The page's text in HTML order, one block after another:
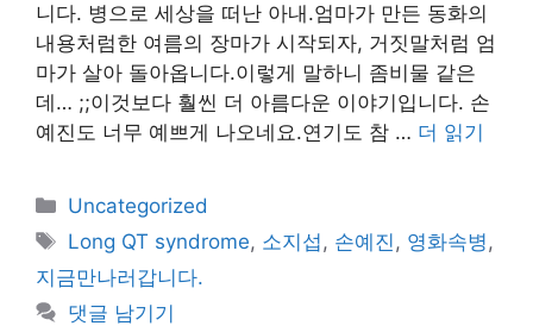
니다. 병으로 세상을 떠난 아내.엄마가 만든 동화의
내용처럼한 여름의 장마가 시작되자, 거짓말처럼 엄
마가 살아 돌아옵니다.이렇게 말하니 좀비물 같은
데… ;;이것보다 훨씬 더 아름다운 이야기입니다. 손
예진도 너무 예쁘게 나오네요.연기도 참 … 더 읽기
카
테
리
Uncategorized
태
그
Long QT syndrome, 소지섭, 손예진, 영화속병,
지금만나러갑니다.
댓글 남기기